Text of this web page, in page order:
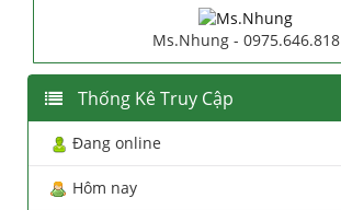
Ms.Nhung - 0975.646.818
Thống Kê Truy Cập
Đang online
Hôm nay